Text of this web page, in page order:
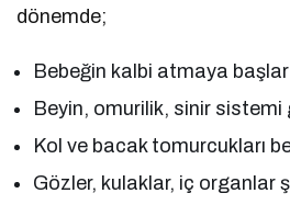
dönemde;
Bebeğin kalbi atmaya başlar
Beyin, omurilik, sinir sistemi
Kol ve bacak tomurcukları
Gözler, kulaklar, iç organlar